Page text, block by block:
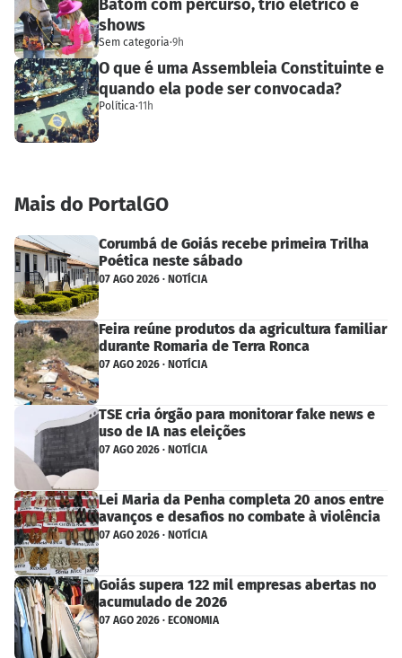
Batom com percurso, trio elétrico e
shows
Sem categoria·9h
O que é uma Assembleia Constituinte e
quando ela pode ser convocada?
Política·11h
Mais do PortalGO
Corumbá de Goiás recebe primeira Trilha
Poética neste sábado
07 AGO 2026 · NOTÍCIA
Feira reúne produtos da agricultura familiar
durante Romaria de Terra Ronca
07 AGO 2026 · NOTÍCIA
TSE cria órgão para monitorar fake news e
uso de IA nas eleições
07 AGO 2026 · NOTÍCIA
Lei Maria da Penha completa 20 anos entre
avanços e desafios no combate à violência
07 AGO 2026 · NOTÍCIA
Goiás supera 122 mil empresas abertas no
acumulado de 2026
07 AGO 2026 · ECONOMIA